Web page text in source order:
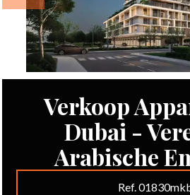
Verkoop
Dubai -
Arabische
Ref.